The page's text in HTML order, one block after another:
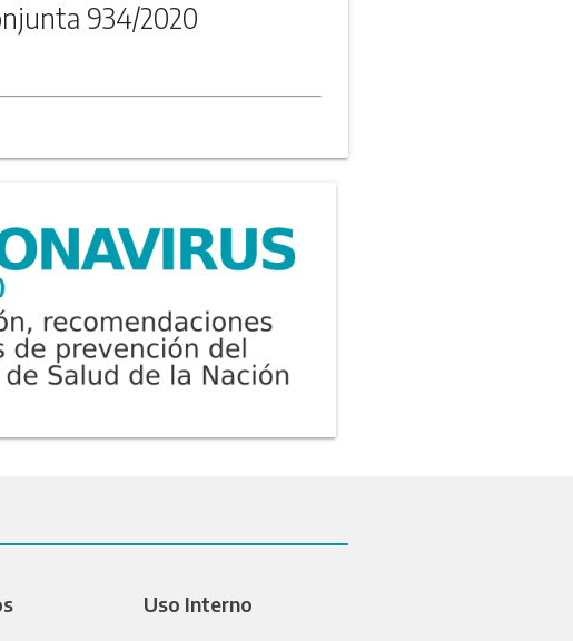
934/2020
Uso Interno